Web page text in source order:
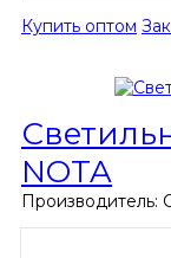
Купить оптом
NOTA
Производитель: